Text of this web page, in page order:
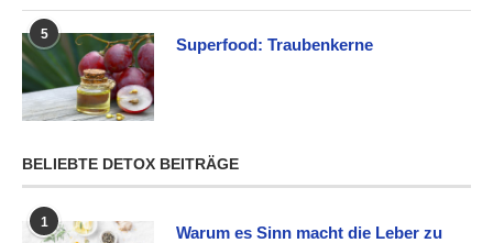
5
Superfood: Traubenkerne
BELIEBTE DETOX BEITRÄGE
1
Warum es Sinn macht die Leber zu